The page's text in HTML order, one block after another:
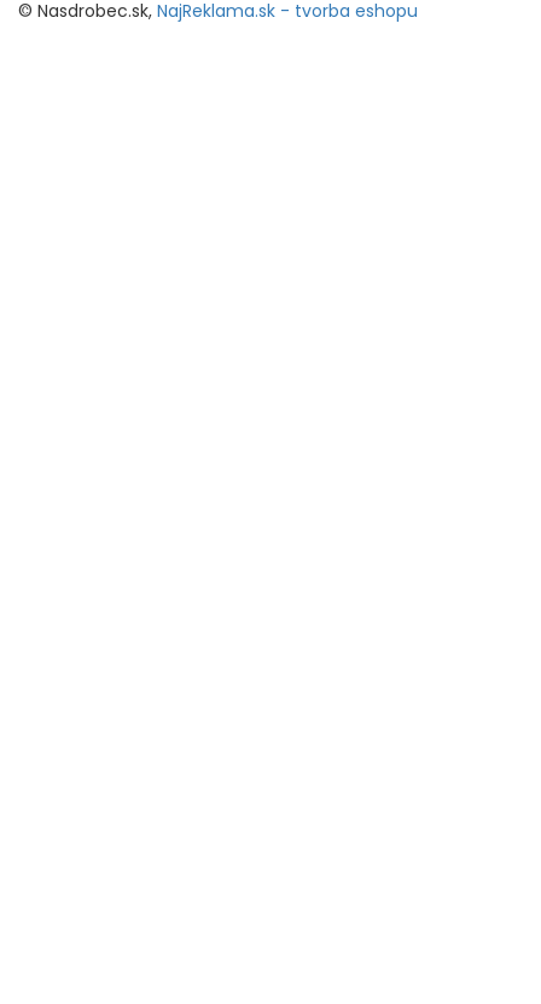
© Nasdrobec.sk, NajReklama.sk - tvorba eshopu